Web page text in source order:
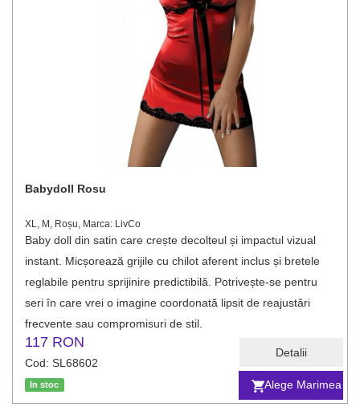
Alege Marimea
Detalii
Babydoll Rosu
XL, M, Roșu, Marca: LivCo
Baby doll din satin care crește decolteul și impactul vizual
instant. Micșorează grijile cu chilot aferent inclus și bretele
reglabile pentru sprijinire predictibilă. Potrivește-se pentru
seri în care vrei o imagine coordonată lipsit de reajustări
frecvente sau compromisuri de stil.
117 RON
Cod: SL68602
In stoc